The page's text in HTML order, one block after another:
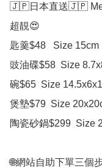
🇯🇵日本直送🇯🇵
超靚😍
匙羹$48   Size 15cm
豉油碟$58  Size
碗$65  Size
煲墊$79  Size
陶瓷砂鍋$299  Size
🌐網站自助下單三個